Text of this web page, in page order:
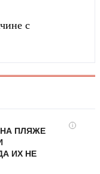
с
i
ПЛЯЖЕ
ИХ НЕ